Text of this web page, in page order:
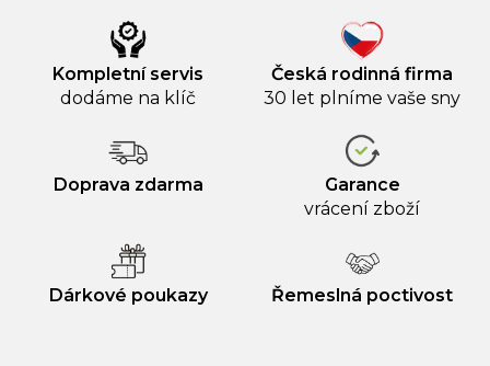
Kompletní servis
dodáme na klíč
Česká rodinná firma
30 let plníme vaše sny
Doprava zdarma
Garance
vrácení zboží
Dárkové poukazy Řemeslná poctivost